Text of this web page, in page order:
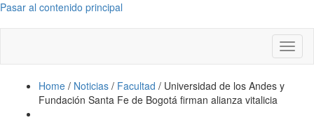
Pasar al contenido principal
Home / Noticias / Facultad / Universidad de los Andes y
Fundación Santa Fe de Bogotá firman alianza vitalicia